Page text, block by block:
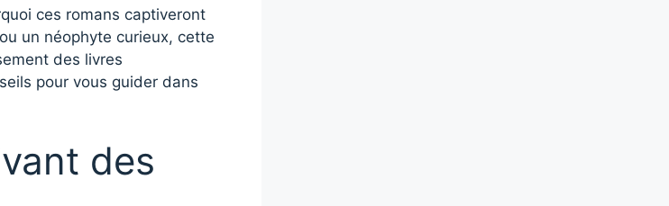
ces romans captiveront
un néophyte curieux, cette
des livres
pour vous guider dans
des